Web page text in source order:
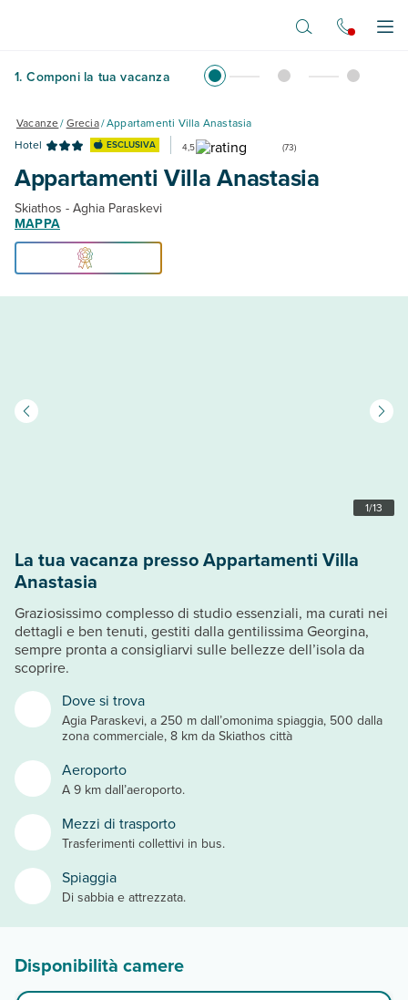
1. Componi la tua vacanza
Vacanze/Grecia/Appartamenti Villa Anastasia
Hotel
ESCLUSIVA 4,5 (73)
Appartamenti Villa Anastasia
Skiathos - Aghia Paraskevi
MAPPA
1/13
Dove si trova
Agia Paraskevi, a 250 m dall’omonima spiaggia, 500 dalla
zona commerciale, 8 km da Skiathos città
Aeroporto
A 9 km dall’aeroporto.
Mezzi di trasporto
Trasferimenti collettivi in bus.
Spiaggia
Di sabbia e attrezzata.
La tua vacanza presso Appartamenti Villa
Anastasia
Graziosissimo complesso di studio essenziali, ma curati nei
dettagli e ben tenuti, gestiti dalla gentilissima Georgina,
sempre pronta a consigliarvi sulle bellezze dell’isola da
scoprire.
Disponibilità camere